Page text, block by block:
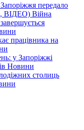
передало
ВІДЕО) Війна
працівника на
у Запоріжжі
Новини
столиць